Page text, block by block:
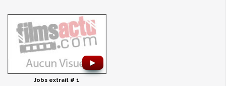
►
Jobs extrait # 1